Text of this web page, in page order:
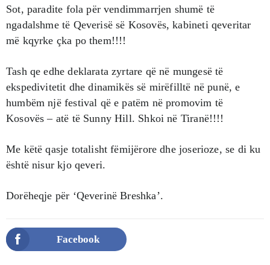
Sot, paradite fola për vendimmarrjen shumë të
ngadalshme të Qeverisë së Kosovës, kabineti qeveritar
më kqyrke çka po them!!!!
Tash qe edhe deklarata zyrtare që në mungesë të
ekspedivitetit dhe dinamikës së mirëfilltë në punë, e
humbëm një festival që e patëm në promovim të
Kosovës – atë të Sunny Hill. Shkoi në Tiranë!!!!
Me këtë qasje totalisht fëmijërore dhe joserioze, se di ku
është nisur kjo qeveri.
Dorëheqje për ‘Qeverinë Breshka’.
Facebook